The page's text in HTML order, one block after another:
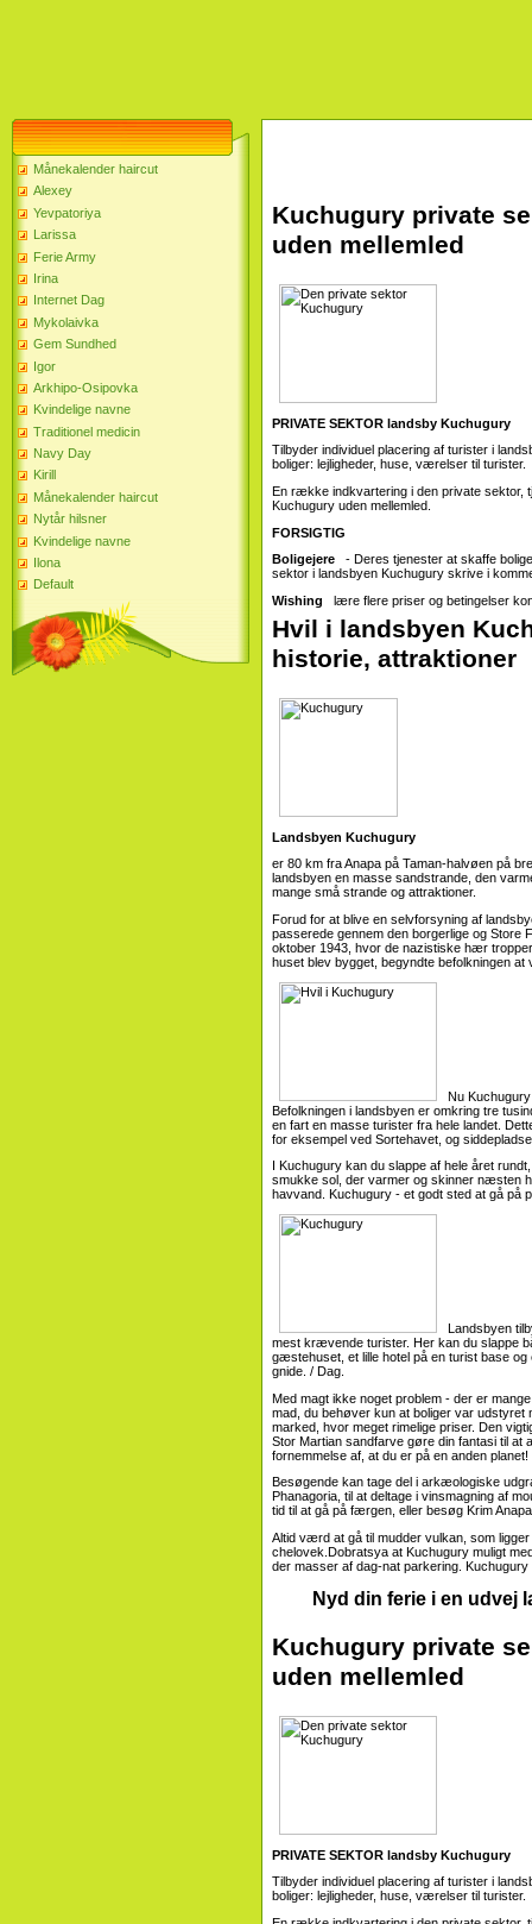
Månekalender haircut
Alexey
Yevpatoriya
Larissa
Ferie Army
Irina
Internet Dag
Mykolaivka
Gem Sundhed
Igor
Arkhipo-Osipovka
Kvindelige navne
Traditionel medicin
Navy Day
Kirill
Månekalender haircut
Nytår hilsner
Kvindelige navne
Ilona
Default
Kuchugury private
uden mellemled
PRIVATE SEKTOR landsby Kuchugury
Tilbyder individuel placering af turister i
boliger: lejligheder, huse, værelser til turister.
En række indkvartering i den private sektor,
Kuchugury uden mellemled.
FORSIGTIG
Boligejere
- Deres tjenester at skaffe
sektor i landsbyen Kuchugury skrive i
Wishing
lære flere priser og betingelser
Hvil i landsbyen
historie, attraktioner
Landsbyen Kuchugury
er 80 km fra Anapa på Taman-halvøen på
landsbyen en masse sandstrande, den
mange små strande og attraktioner.
Forud for at blive en selvforsyning af
passerede gennem den borgerlige og
oktober 1943, hvor de nazistiske hær
huset blev bygget, begyndte befolkningen
Nu
Befolkningen i landsbyen er omkring tre
en fart en masse turister fra hele landet.
for eksempel ved Sortehavet, og
I Kuchugury kan du slappe af hele året
smukke sol, der varmer og skinner næsten
havvand. Kuchugury - et godt sted at gå på
Landsbyen
mest krævende turister. Her kan du slappe
gæstehuset, et lille hotel på en turist base
gnide. / Dag.
Med magt ikke noget problem - der er
mad, du behøver kun at boliger var
marked, hvor meget rimelige priser. Den
Stor Martian sandfarve gøre din fantasi til at
fornemmelse af, at du er på en anden
Besøgende kan tage del i arkæologiske
Phanagoria, til at deltage i vinsmagning af
tid til at gå på færgen, eller besøg Krim
Altid værd at gå til mudder vulkan, som
chelovek.Dobratsya at Kuchugury muligt
der masser af dag-nat parkering.
Nyd din ferie i en udvej
Kuchugury private
uden mellemled
PRIVATE SEKTOR landsby Kuchugury
Tilbyder individuel placering af turister i
boliger: lejligheder, huse, værelser til turister.